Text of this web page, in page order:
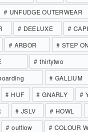
UNFUDGE OUTERWEAR
DEELUXE
ARBOR STEP ON
thirtytwo
GALLIUM
HUF GNARLY
JSLV HOWL
outflow COLOUR